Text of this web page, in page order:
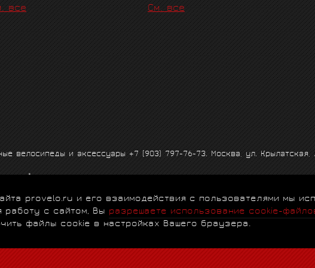
все
См. все
велосипеды и аксессуары+7 (903) 797-76-73. Москва, ул. Крылатская,
конфиденциальности | Договор-оферта | Клубная программа |
provelo.ru и его взаимодействия с пользователями мы
работу с сайтом, Вы разрешаете использование cookie-
файлы cookie в настройках Вашего браузера.